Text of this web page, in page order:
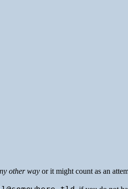
other way or it might count as an